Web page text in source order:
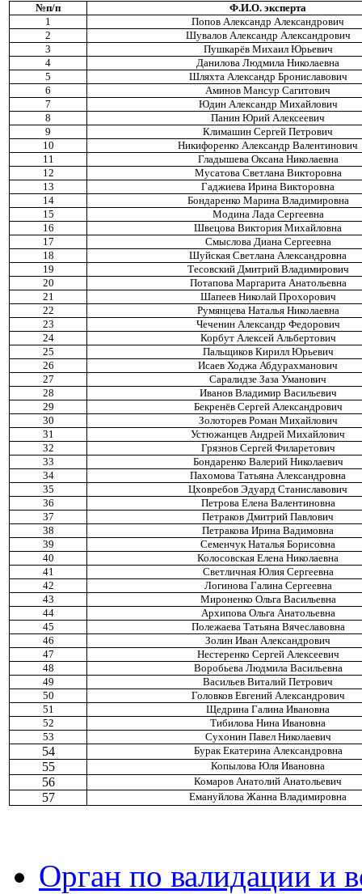
№п/п
Ф.И.О. эксперта
1
Попов Александр Александрович
2
Шувалов Александр Александрович
3
Пушкарёв Михаил Юрьевич
4
Данилова Людмила Николаевна
5
Шляхта Александр Брониславович
6
Аминов Мансур Сагитович
7
Юдин Александр Михайлович
8
Панин Юрий Алексеевич
9
Климашин Сергей Петрович
10
Никифоренко Александр Валентинович
11
Гладышева Оксана Николаевна
12
Мусатова Светлана Викторовна
13
Гаджиева Ирина Викторовна
14
Бондаренко Марина Владимировна
15
Модина Лада Сергеевна
16
Швецова Виктория Михайловна
17
Смыслова Диана Сергеевна
18
Шуйская Светлана Александровна
19
Тесовский Дмитрий Владимирович
20
Потапова Маргарита Анатольевна
21
Шапеев Николай Прохорович
22
Румянцева Наталья Николаевна
23
Чеченин Александр Федорович
24
Корбут Алексей Альбертович
25
Пальщиков Кирилл Юрьевич
26
Исаев Ходжа Абдурахманович
27
Саралидзе Заза Уманович
28
Иванов Владимир Васильевич
29
Бекренёв Сергей Александрович
30
Золоторев Роман Михайлович
31
Устюжанцев Андрей Михайлович
32
Грязнов Сергей Филаретович
33
Бондаренко Валерий Николаевич
34
Пахомова Татьяна Александровна
35
Цховребов Эдуард Станиславович
36
Петрова Елена Валентиновна
37
Петраков Дмитрий Павлович
38
Петракова Ирина Вадимовна
39
Семенчук Наталья Борисовна
40
Колосовская Елена Николаевна
41
Светличная Юлия Сергеевна
42
Логинова Галина Сергеевна
43
Мироненко Ольга Васильевна
44
Архипова Ольга Анатольевна
45
Полежаева Татьяна Вячеславовна
46
Золин Иван Александрович
47
Нестеренко Сергей Алексеевич
48
Воробьева Людмила Васильевна
49
Васильев Виталий Петрович
50
Головков Евгений Александрович
51
Щедрина Галина Ивановна
52
Тибилова Нина Ивановна
53
Сухонин Павел Николаевич
54 Бурак Екатерина Александровна
55 Копылова Юля Ивановна
56 Комаров Анатолий Анатольевич
57 Емануйлова Жанна Владимировна
Орган по валидации и